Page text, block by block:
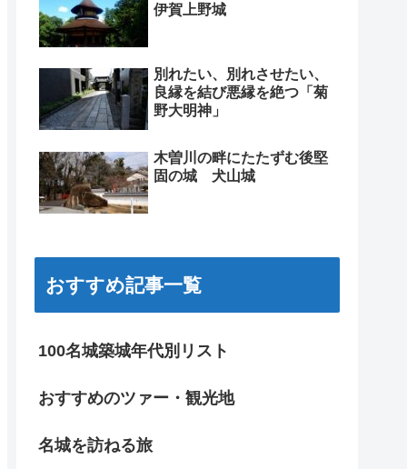
伊賀上野城
別れたい、別れさせたい、
良縁を結び悪縁を絶つ「菊
野大明神」
木曽川の畔にたたずむ後堅
固の城 犬山城
おすすめ記事一覧
100名城築城年代別リスト
おすすめのツァー・観光地
名城を訪ねる旅